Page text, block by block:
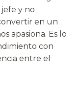
y no
en un
apasiona. Es lo
con
entre el